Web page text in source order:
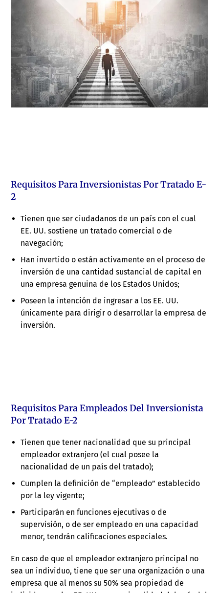
Requisitos Para Inversionistas Por Tratado E-
2
Tienen que ser ciudadanos de un país con el cual
EE. UU. sostiene un tratado comercial o de
navegación;
Han invertido o están activamente en el proceso de
inversión de una cantidad sustancial de capital en
una empresa genuina de los Estados Unidos;
Poseen la intención de ingresar a los EE. UU.
únicamente para dirigir o desarrollar la empresa de
inversión.
Requisitos Para Empleados Del Inversionista
Por Tratado E-2
Tienen que tener nacionalidad que su principal
empleador extranjero (el cual posee la
nacionalidad de un país del tratado);
Cumplen la definición de “empleado” establecido
por la ley vigente;
Participarán en funciones ejecutivas o de
supervisión, o de ser empleado en una capacidad
menor, tendrán calificaciones especiales.
En caso de que el empleador extranjero principal no
sea un individuo, tiene que ser una organización o una
empresa que al menos su 50% sea propiedad de